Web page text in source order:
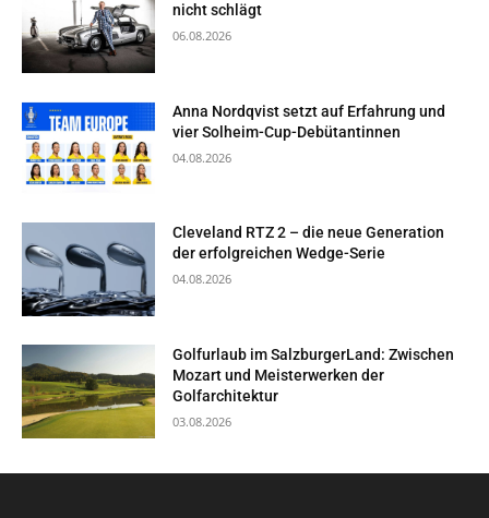
nicht schlägt
06.08.2026
Anna Nordqvist setzt auf Erfahrung und
vier Solheim-Cup-Debütantinnen
04.08.2026
Cleveland RTZ 2 – die neue Generation
der erfolgreichen Wedge-Serie
04.08.2026
Golfurlaub im SalzburgerLand: Zwischen
Mozart und Meisterwerken der
Golfarchitektur
03.08.2026